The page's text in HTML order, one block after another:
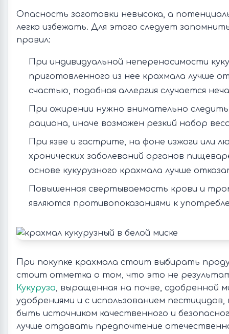
Опасность заготовки невысока, а
легко избежать. Для этого следует
правил:
При индивидуальной непереносимости
приготовленного из нее крахмала лучше
счастью, подобная аллергия случается
При ожирении нужно внимательно
рациона, иначе возможен резкий набор
При язве и гастрите, на фоне изжоги или
хронических заболеваний органов
основе кукурузного крахмала лучше
Повышенная свертываемость крови и
являются противопоказаниями к
При покупке крахмала стоит выбирать
стоит отметка о том, что это не
Кукуруза, выращенная на почве, сдобренной
удобрениями и с использованием
быть источником качественного и
лучше отдавать предпочтение